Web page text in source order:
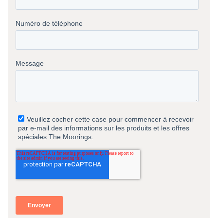
Jour 7 : Procida
compagnons de flottille autour d’un dernier repas dans un des
restaurants locaux.